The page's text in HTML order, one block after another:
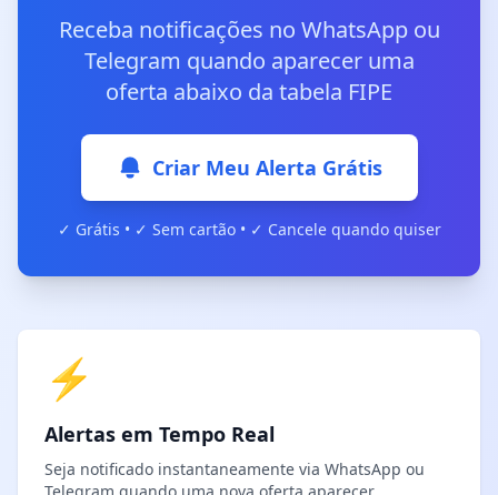
Receba notificações no WhatsApp ou
Telegram quando aparecer uma
oferta abaixo da tabela FIPE
Criar Meu Alerta Grátis
✓ Grátis • ✓ Sem cartão • ✓ Cancele quando quiser
⚡
Alertas em Tempo Real
Seja notificado instantaneamente via WhatsApp ou